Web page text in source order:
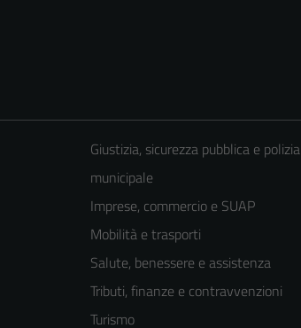
Giustizia, sicurezza pubblica e polizia
municipale
Imprese, commercio e SUAP
Mobilità e trasporti
Salute, benessere e assistenza
Tributi, finanze e contravvenzioni
Turismo